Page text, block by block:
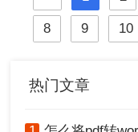
8 9 10
热门文章